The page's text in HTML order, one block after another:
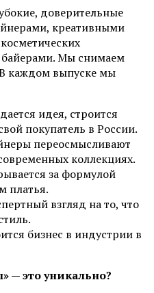
доверительные
креативными
байерами. Мы снимаем
каждом выпуске мы
идея, строится
покупатель в России.
переосмысливают
коллекциях.
за формулой
платья.
взгляд на то, что
бизнес в индустрии в
— это уникально?